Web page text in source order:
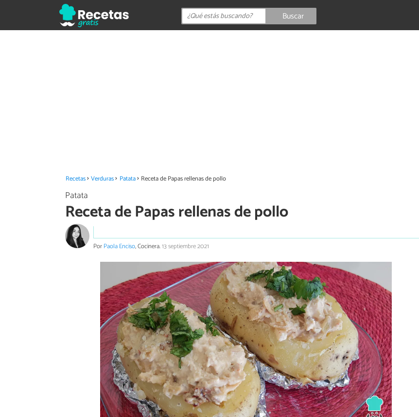
Buscar
Recetas Verduras Patata Receta de Papas rellenas de pollo
Patata
Receta de Papas rellenas de pollo
PorPaola Enciso, Cocinera.13 septiembre 2021